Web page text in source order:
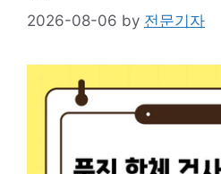
2026-08-06 by 전문기자